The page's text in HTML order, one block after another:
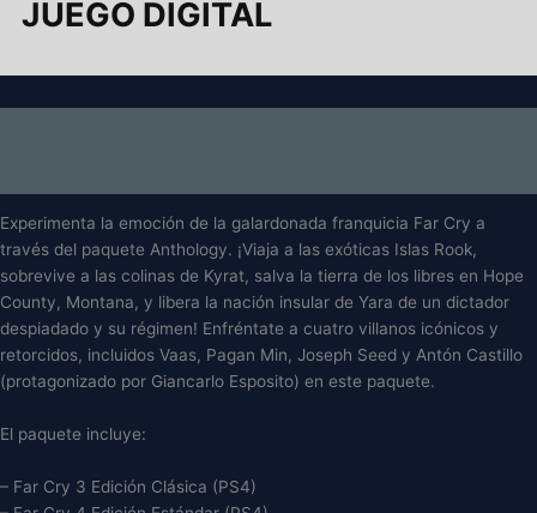
JUEGO DIGITAL
Experimenta la emoción de la galardonada franquicia Far Cry a
través del paquete Anthology. ¡Viaja a las exóticas Islas Rook,
sobrevive a las colinas de Kyrat, salva la tierra de los libres en Hope
County, Montana, y libera la nación insular de Yara de un dictador
despiadado y su régimen! Enfréntate a cuatro villanos icónicos y
retorcidos, incluidos Vaas, Pagan Min, Joseph Seed y Antón Castillo
(protagonizado por Giancarlo Esposito) en este paquete.
El paquete incluye:
– Far Cry 3 Edición Clásica (PS4)